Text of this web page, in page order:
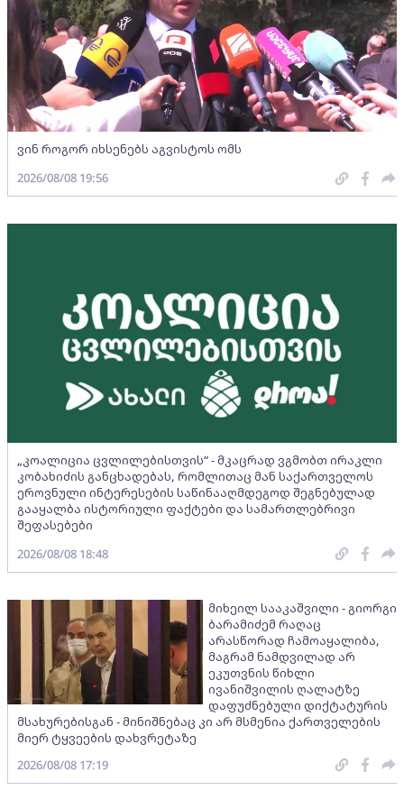
ვინ როგორ იხსენებს აგვისტოს ომს
2026/08/08 19:56
„კოალიცია ცვლილებისთვის“ - მკაცრად ვგმობთ ირაკლი
კობახიძის განცხადებას, რომლითაც მან საქართველოს
ეროვნული ინტერესების საწინააღმდეგოდ შეგნებულად
გააყალბა ისტორიული ფაქტები და სამართლებრივი
შეფასებები
2026/08/08 18:48
მიხეილ სააკაშვილი - გიორგი
ბარამიძემ რაღაც
არასწორად ჩამოაყალიბა,
მაგრამ ნამდვილად არ
ეკუთვნის წიხლი
ივანიშვილის ღალატზე
დაფუძნებული დიქტატურის
მსახურებისგან - მინიშნებაც კი არ მსმენია ქართველების
მიერ ტყვეების დახვრეტაზე
2026/08/08 17:19